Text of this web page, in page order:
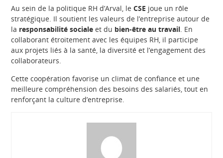
Au sein de la politique RH d’Arval, leCSE joue un rôle
stratégique. Il soutient les valeurs de l’entreprise autour de
la responsabilité sociale et du bien-être au travail. En
collaborant étroitement avec les équipes RH, il participe
aux projets liés à la santé, la diversité et l’engagement des
collaborateurs.
Cette coopération favorise un climat de confiance et une
meilleure compréhension des besoins des salariés, tout en
renforçant la culture d’entreprise.